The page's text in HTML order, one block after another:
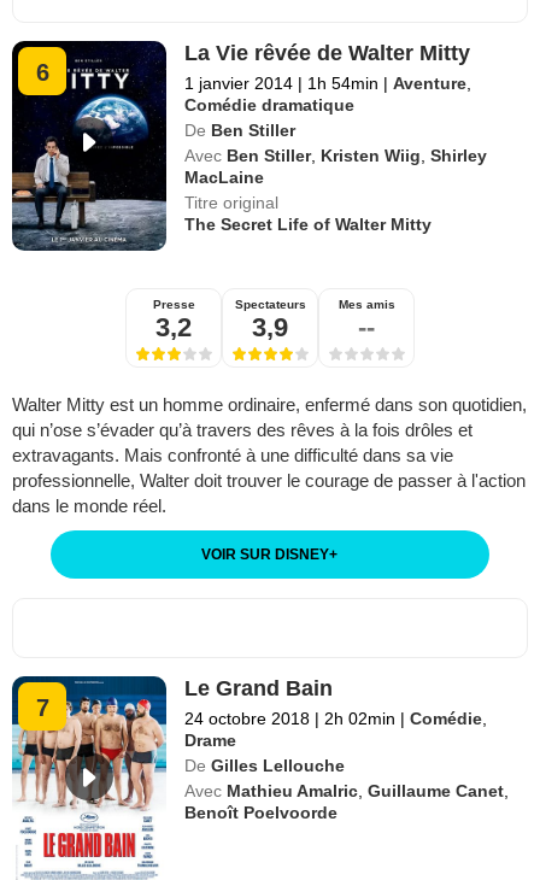
6
La Vie rêvée de Walter Mitty
1 janvier 2014 | 1h 54min | Aventure
Comédie dramatique
De Ben Stiller
Avec Ben Stiller, Kristen Wiig ,Shirley
MacLaine
Titre original
The Secret Life of Walter Mitty
Presse
3,2
Spectateurs
3,9
Mes amis
--
Walter Mitty est un homme ordinaire, enfermé dans son quotidien,
qui n’ose s’évader qu’à travers des rêves à la fois drôles et
extravagants. Mais confronté à une difficulté dans sa vie
professionnelle, Walter doit trouver le courage de passer à l'action
dans le monde réel.
VOIR SUR DISNEY+
7
Le Grand Bain
24 octobre 2018 | 2h 02min | Comédie
Drame
De Gilles Lellouche
Avec Mathieu Amalric ,Guillaume Canet
Benoît Poelvoorde